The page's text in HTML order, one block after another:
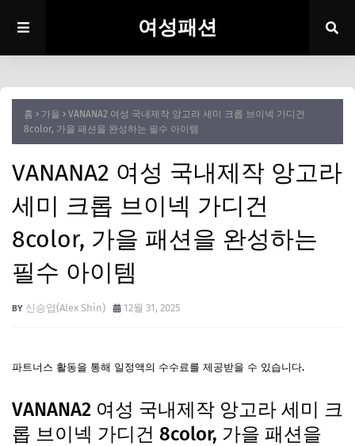
여성패션
홈 가을
VANANA2 여성 국내제작 앙고라 세미 크롭 브이넥 가디건
8color, 가을 패션을 완성하는 필수 아이템
VANANA2 여성 국내제작 앙고라
세미 크롭 브이넥 가디건
8color, 가을 패션을 완성하는
필수 아이템
신승엽(Alex Shin) 12월 31, 2025
파트너스 활동을 통해 일정액의 수수료를 제공받을 수 있습니다.
VANANA2 여성 국내제작 앙고라 세미 크
롭 브이넥 가디건 8color, 가을 패션을